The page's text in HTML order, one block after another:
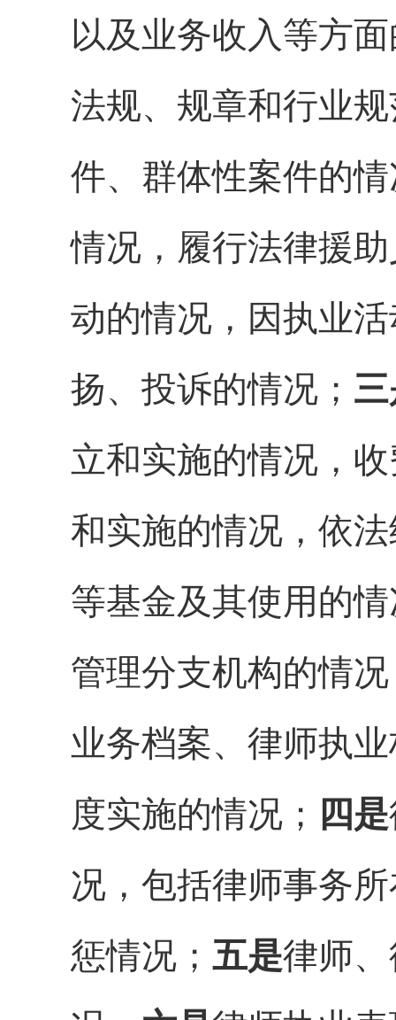
以及业务收入等方
法规、规章和行业
件、群体性案件的
情况 ， 履行法律援
动的情况 ， 因执业
扬、投诉的情况 ；
立和实施的情况 ，
和实施的情况 ， 依
等基金及其使用的
管理分支机构的情况
业务档案、律师执
度实施的情况 ； 四是
况 ， 包括律师事务
惩情况 ； 五是律师